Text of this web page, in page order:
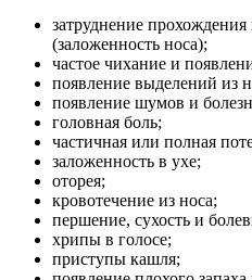
затруднение
(заложенность носа);
частое чихание и
появление выделений из
появление шумов и
головная боль;
частичная или полная
заложенность в ухе;
оторея;
кровотечение из носа;
першение, сухость и
хрипы в голосе;
приступы кашля;